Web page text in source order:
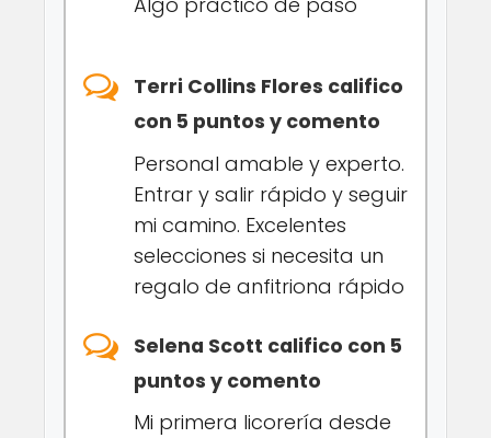
Terri Collins Flores califico
con 5 puntos y comento
Personal amable y experto.
Entrar y salir rápido y seguir
mi camino. Excelentes
selecciones si necesita un
regalo de anfitriona rápido
Selena Scott califico con 5
puntos y comento
Mi primera licorería desde